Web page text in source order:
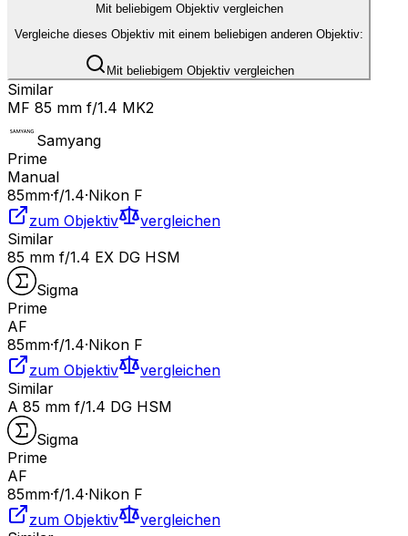
Mit beliebigem Objektiv vergleichen
Vergleiche dieses Objektiv mit einem beliebigen anderen Objektiv:
Mit beliebigem Objektiv vergleichen
Similar
MF 85 mm f/1.4 MK2
Samyang
Prime
Manual
85mm·f/1.4·Nikon F
zum Objektiv
vergleichen
Similar
85 mm f/1.4 EX DG HSM
Sigma
Prime
AF
85mm·f/1.4·Nikon F
zum Objektiv
vergleichen
Similar
A 85 mm f/1.4 DG HSM
Sigma
Prime
AF
85mm·f/1.4·Nikon F
zum Objektiv
vergleichen